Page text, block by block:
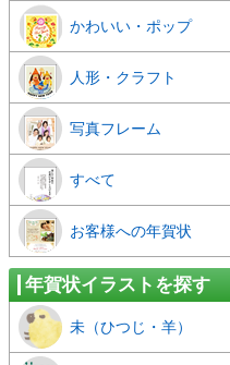
かわいい・ポップ
人形・クラフト
写真フレーム
すべて
お客様への年賀状
年賀状イラストを探す
未（ひつじ・羊）